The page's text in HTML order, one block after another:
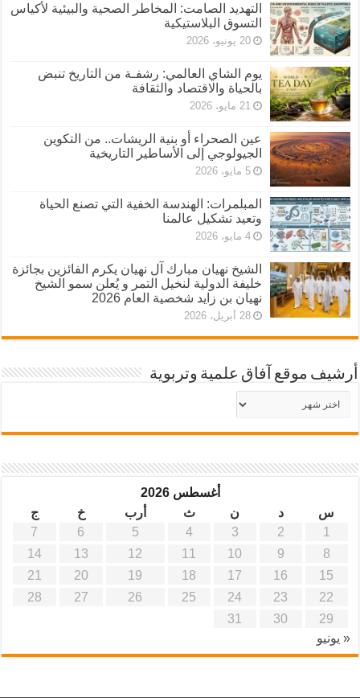
التهديد الصامت: المخاطر الصحية والبيئية لأكياس
التسوق البلاستيكية
20 يونيو، 2026
يوم الشاي العالمي: رشفـة من التاريخ تنبض
بالحياة والاقتصاد والثقافة
21 مايو، 2026
عين الصحراء أو بنية الريشات.. من التكوين
الجيولوجي إلى الأساطير التاريخية
5 مايو، 2026
المبلمرات: الهندسة الخفية التي تصنع الحياة
وتعيد تشكيل عالمنا
4 مايو، 2026
الشيخ نهيان مبارك آل نهيان يكرم الفائزين بجائزة
خليفة الدولية لنخيل التمر و يُعلن سمو الشيخ
نهيان بن زايد شخصية العام 2026
28 أبريل، 2026
أرشيف موقع آفاق علمية وتربوية
أرشيف
موقع
آفاق
أغسطس 2026
س
د ن ث أرب خ
ج
1
2
3
4
5
6
7
8
9
10
11
12
13
14
15
16
17
18
19
20
21
22
23
24
25
26
27
28
29
30
31
« يونيو